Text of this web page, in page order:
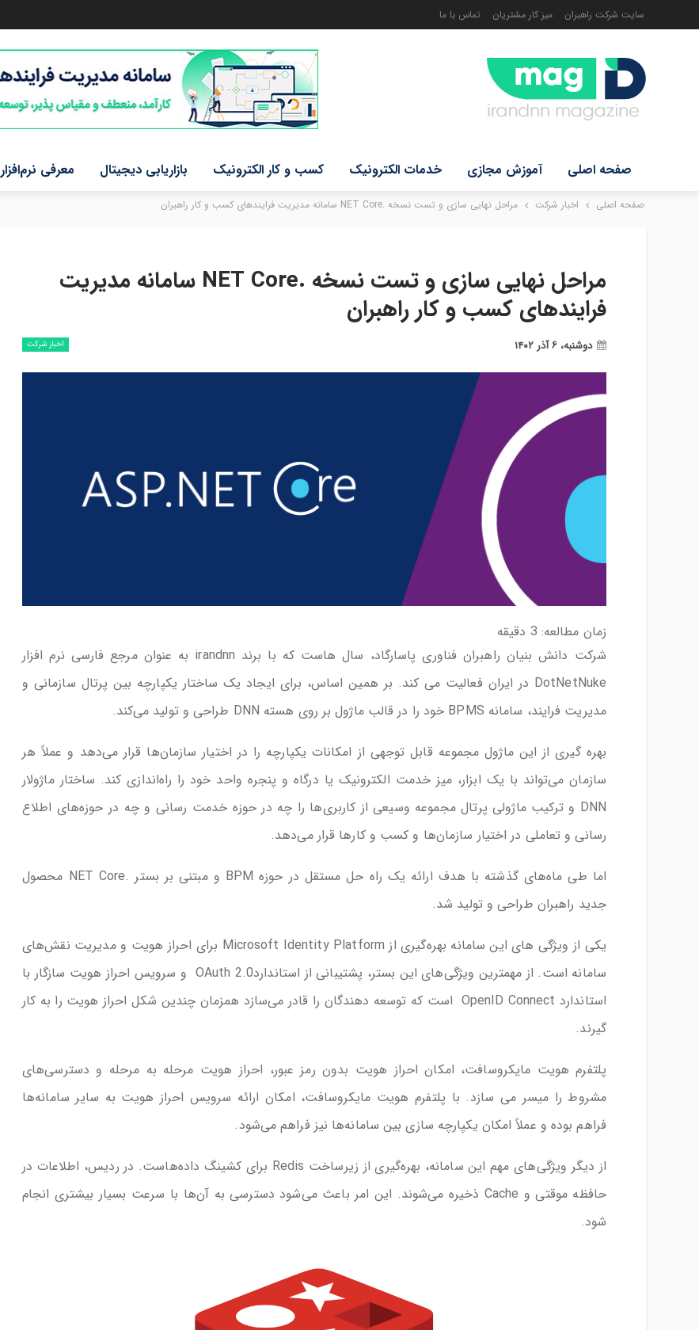
سایت شرکت راهبران میز کار مشتریان تماس با ما
صفحه اصلی آموزش مجازی خدمات الکترونیک کسب و کار الکترونیک بازاریابی دیجیتال معرفی نرم‌افزار
صفحه اصلی اخبار شرکت مراحل نهایی سازی و تست نسخه .NET Core سامانه مدیریت فرایندهای کسب و کار راهبران
مراحل نهایی سازی و تست نسخه .NET Core سامانه مدیریت
فرایندهای کسب و کار راهبران
اخبار شرکت دوشنبه، ۶ آذر ۱۴۰۲
زمان مطالعه: 3 دقیقه
شرکت دانش بنیان راهبران فناوری پاسارگاد، سال هاست که با برند irandnn به عنوان مرجع فارسی نرم افزار
DotNetNuke در ایران فعالیت می کند. بر همین اساس، برای ایجاد یک ساختار یکپارچه بین پرتال سازمانی و
مدیریت فرایند، سامانه BPMS خود را در قالب ماژول بر روی هسته DNN طراحی و تولید می‌کند.
بهره گیری از این ماژول مجموعه قابل توجهی از امکانات یکپارچه را در اختیار سازمان‌ها قرار می‌دهد و عملاً هر
سازمان می‌تواند با یک ابزار، میز خدمت الکترونیک یا درگاه و پنجره واحد خود را راه‌اندازی کند. ساختار ماژولار
DNN و ترکیب ماژولی پرتال مجموعه وسیعی از کاربری‌ها را چه در حوزه خدمت رسانی و چه در حوزه‌های اطلاع
رسانی و تعاملی در اختیار سازمان‌ها و کسب و کارها قرار می‌دهد.
اما طی ماه‌های گذشته با هدف ارائه یک راه حل مستقل در حوزه BPM و مبتنی بر بستر .NET Core محصول
جدید راهبران طراحی و تولید شد.
یکی از ویژگی های این سامانه بهره‌گیری از Microsoft Identity Platform برای احراز هویت و مدیریت نقش‌های
سامانه است. از مهمترین ویژگی‌های این بستر، پشتیبانی از استانداردOAuth 2.0 و سرویس احراز هویت سازگار با
استاندارد OpenID Connect است که توسعه دهندگان را قادر می‌سازد همزمان چندین شکل احراز هویت را به کار
گیرند.
پلتفرم هویت مایکروسافت، امکان احراز هویت بدون رمز عبور، احراز هویت مرحله به مرحله و دسترسی‌های
مشروط را میسر می سازد. با پلتفرم هویت مایکروسافت، امکان ارائه سرویس احراز هویت به سایر سامانه‌ها
فراهم بوده و عملاً امکان یکپارچه سازی بین سامانه‌ها نیز فراهم می‌شود.
از دیگر ویژگی‌های مهم این سامانه، بهره‌گیری از زیرساخت Redis برای کشینگ داده‌هاست. در ردیس، اطلاعات در
حافظه موقتی و Cache ذخیره می‌شوند. این امر باعث می‌شود دسترسی به آن‌ها با سرعت بسیار بیشتری انجام
شود.